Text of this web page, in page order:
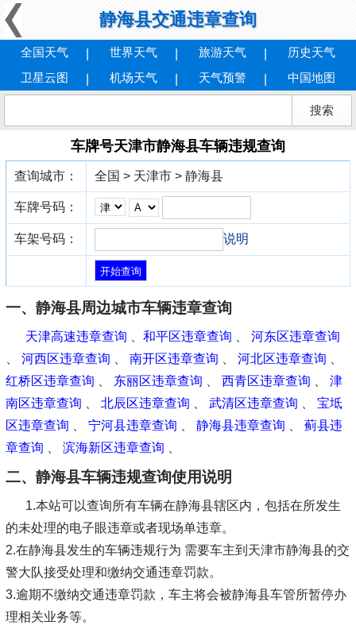
静海县交通违章查询
全国天气 世界天气 旅游天气
历史天气
卫星云图
机场天气 天气预警 中国地图
车牌号天津市静海县车辆违规查询
查询城市： 全国 > 天津市 > 静海县
车牌号码：
车架号码： 说明
一、静海县周边城市车辆违章查询
天津高速违章查询 和平区违章查询
河东区违章查询
河西区违章查询 南开区违章查询 河北区违章查询
红桥区违章查询
东丽区违章查询 西青区违章查询
津
南区违章查询
北辰区违章查询 武清区违章查询
宝坻
区违章查询
宁河县违章查询 静海县违章查询
蓟县违
章查询
滨海新区违章查询
二、静海县车辆违规查询使用说明
1.本站可以查询所有车辆在静海县辖区内，包括在所发生
的未处理的电子眼违章或者现场单违章。
2.在静海县发生的车辆违规行为 需要车主到天津市静海县的交
警大队接受处理和缴纳交通违章罚款。
3.逾期不缴纳交通违章罚款，车主将会被静海县车管所暂停办
理相关业务等。